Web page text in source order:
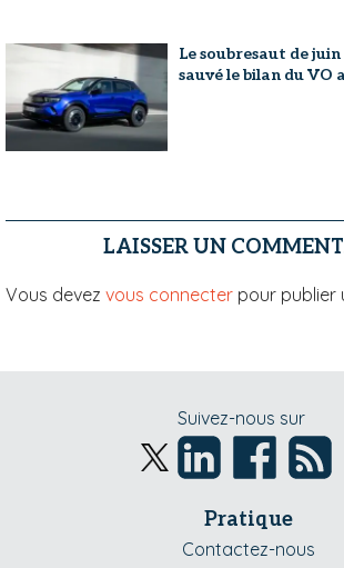
Le soubresaut de
sauvé le bilan du VO
LAISSER UN
Vous devez vous connecter pour publier
Suivez-nous sur
Pratique
Contactez-nous